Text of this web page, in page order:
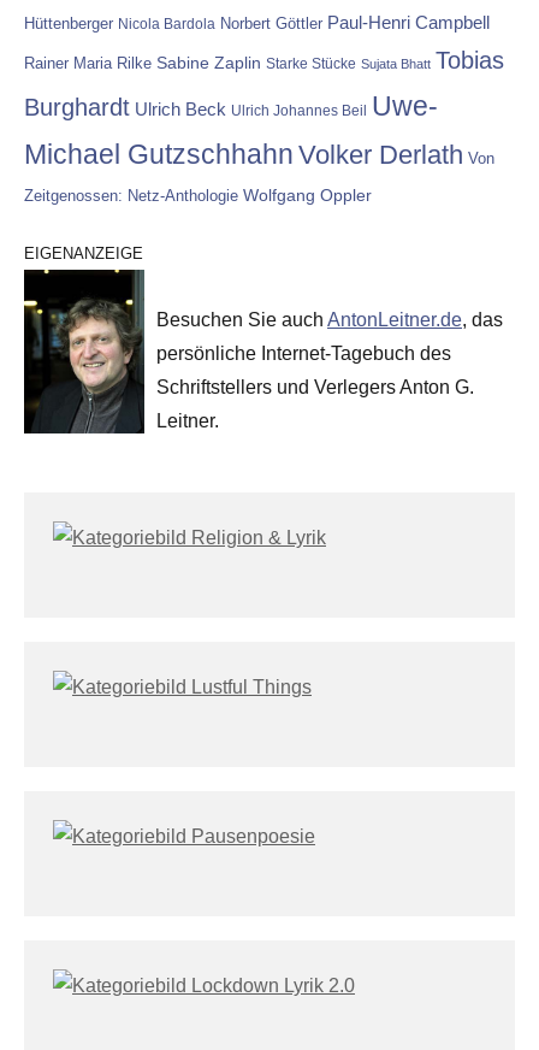
Hüttenberger Nicola Bardola Norbert Göttler Paul-Henri Campbell
Rainer Maria Rilke Sabine Zaplin Starke Stücke Sujata Bhatt Tobias
Burghardt Ulrich Beck Ulrich Johannes Beil
Uwe-
Michael Gutzschhahn Volker Derlath Von
Zeitgenossen: Netz-Anthologie Wolfgang Oppler
EIGENANZEIGE
Besuchen Sie auch AntonLeitner.de, das
persönliche Internet-Tagebuch des
Schriftstellers und Verlegers Anton G.
Leitner.